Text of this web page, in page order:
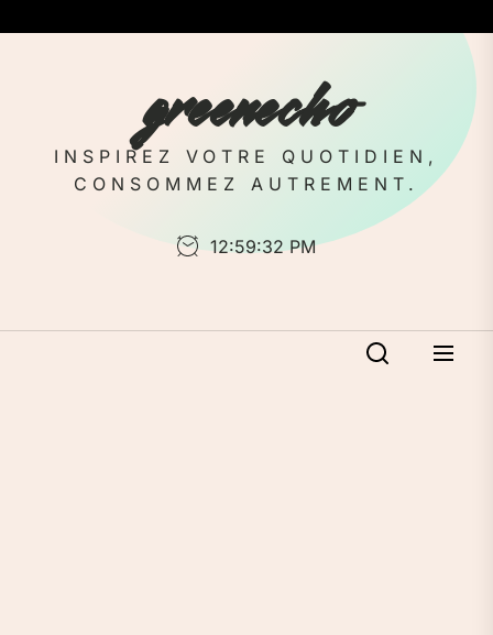
to
greenecho
INSPIREZ VOTRE QUOTIDIEN,
CONSOMMEZ AUTREMENT.
12:59:33 PM